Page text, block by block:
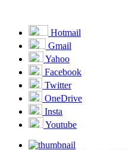
Hotmail
Gmail
Yahoo
Facebook
Twitter
OneDrive
Insta
Youtube